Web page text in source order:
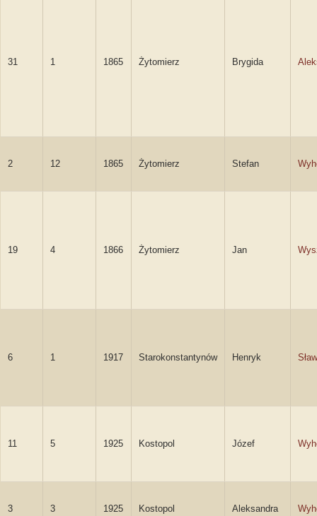
31 1 1865 Żytomierz Brygida
2 12 1865 Żytomierz Stefan
19 4 1866 Żytomierz Jan
6 1 1917 Starokonstantynów Henryk
11 5 1925 Kostopol Józef
3 3 1925 Kostopol Aleksandra